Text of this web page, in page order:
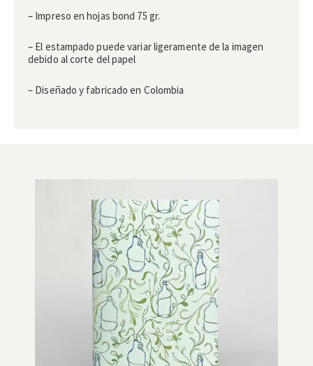
– Impreso en hojas bond 75 gr.
– El estampado puede variar ligeramente de la imagen
debido al corte del papel
– Diseñado y fabricado en Colombia